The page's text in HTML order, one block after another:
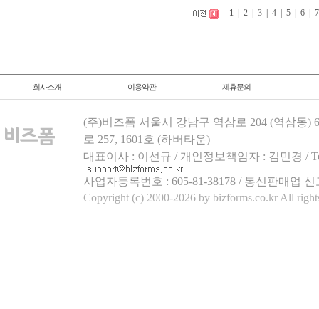
1| 2 3 4 5 6
회사소개 이용약관 제휴문의
(주)비즈폼 서울시 강남구 역삼로 204 (역삼동)
로 257, 1601호 (하버타운)
대표이사 : 이선규 / 개인정보책임자 : 김민경 /
사업자등록번호 : 605-81-38178 / 통신판매업
Copyright (c) 2000-2026 by bizforms.co.kr All